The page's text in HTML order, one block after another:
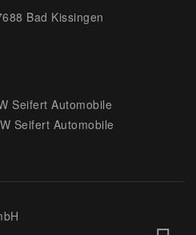
Bad Kissingen